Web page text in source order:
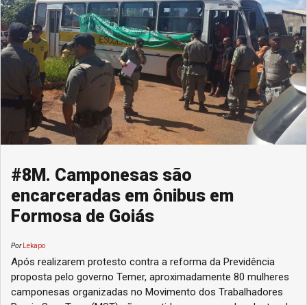
#8M. Camponesas são
encarceradas em ônibus em
Formosa de Goiás
PorLekapo
Após realizarem protesto contra a reforma da Previdência
proposta pelo governo Temer, aproximadamente 80 mulheres
camponesas organizadas no Movimento dos Trabalhadores